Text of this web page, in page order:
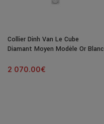
Collier Dinh Van Le Cube
Diamant Moyen Modèle Or Blanc
2 070.00€